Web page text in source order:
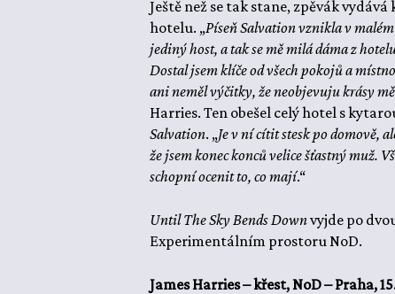
Ještě než se tak stane, zpěvák
hotelu. „Píseň Salvation vznikla v
jediný host, a tak se mě milá dáma z
Dostal jsem klíče od všech pokojů a
ani neměl výčitky, že neobjevuju krásy
Harries. Ten obešel celý hotel s
Salvation. „Je v ní cítit stesk po domově,
že jsem konec konců velice šťastný muž.
schopní ocenit to, co mají.“
Until The Sky Bends Downvyjde po
Experimentálním prostoru NoD.
James Harries – křest, NoD – Praha,